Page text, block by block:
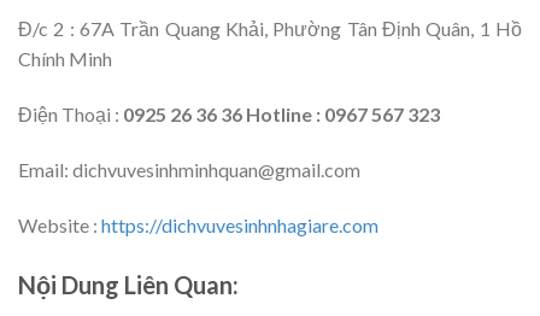
Đ/c 2 : 67A Trần Quang Khải, Phường Tân Định Quân, 1 Hồ
Chính Minh
Điện Thoại : 0925 26 36 36 Hotline : 0967 567 323
Email: dichvuvesinhminhquan@gmail.com
Website : https://dichvuvesinhnhagiare.com
Nội Dung Liên Quan: